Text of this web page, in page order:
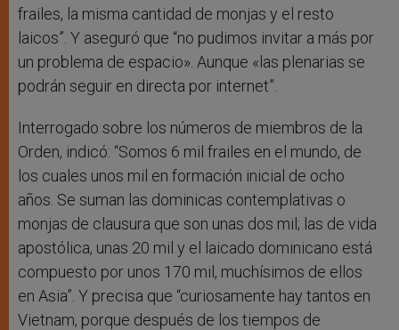
frailes, la misma cantidad de monjas y el resto
laicos”. Y aseguró que “no pudimos invitar a más por
un problema de espacio». Aunque «las plenarias se
podrán seguir en directa por internet”.
Interrogado sobre los números de miembros de la
Orden, indicó: “Somos 6 mil frailes en el mundo, de
los cuales unos mil en formación inicial de ocho
años. Se suman las dominicas contemplativas o
monjas de clausura que son unas dos mil; las de vida
apostólica, unas 20 mil y el laicado dominicano está
compuesto por unos 170 mil, muchísimos de ellos
en Asia”. Y precisa que “curiosamente hay tantos en
Vietnam, porque después de los tiempos de